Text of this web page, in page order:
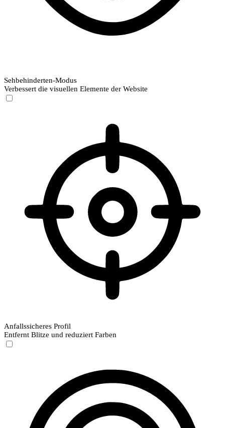
Sehbehinderten-Modus
Verbessert die visuellen Elemente der Website
Anfallssicheres Profil
Entfernt Blitze und reduziert Farben